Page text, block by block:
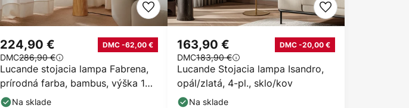
Lucande stojacia lampa Fabrena,
prírodná farba, bambus, výška 138
cm
224,90 € DMC -62,00 €
DMC286,90 €
Na sklade
Lucande Stojacia lampa Isandro,
opál/zlatá, 4-pl., sklo/kov
163,90 € DMC -20,00 €
DMC183,90 €
Na sklade